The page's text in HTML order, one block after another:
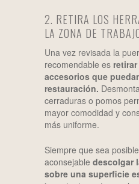
2. RETIRA LOS
LA ZONA DE
Una vez revisada la
recomendable es
accesorios que
restauración.
cerraduras o pomos
mayor comodidad y
más uniforme.
Siempre que sea
aconsejable descolgar
sobre una superficie